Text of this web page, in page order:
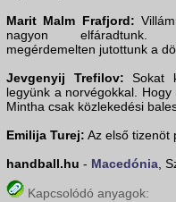
Marit Malm Frafjord:
nagyon elfáradtunk.
megérdemelten jutottunk a
Jevgenyij Trefilov: Sokat
legyünk a norvégokkal.
Mintha csak közlekedési
Emilija Turej: Az első tizenöt
handball.hu - Macedónia,
Kapcsolódó anyagok: